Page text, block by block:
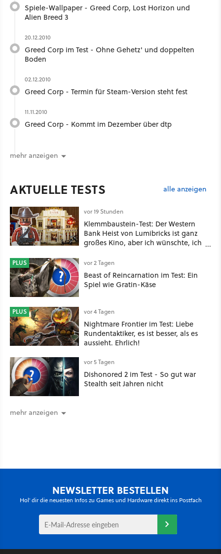
Spiele-Wallpaper - Greed Corp, Lost Horizon und
Alien Breed 3
20.12.2010
Greed Corp im Test - Ohne Gehetz' und doppelten
Boden
02.12.2010
Greed Corp - Termin für Steam-Version steht fest
11.11.2010
Greed Corp - Kommt im Dezember über dtp
mehr anzeigen
AKTUELLE TESTS alle anzeigen
vor 19 Stunden
Klemmbaustein-Test: Der Western
Bank Heist von Lumibricks ist ganz
großes Kino, aber ich wünschte, ich
gehört
PLUS vor 2 Tagen
Beast of Reincarnation im Test: Ein
Spiel wie Gratin-Käse
PLUS vor 4 Tagen
Nightmare Frontier im Test: Liebe
Rundentaktiker, es ist besser, als es
aussieht. Ehrlich!
vor 5 Tagen
Dishonored 2 im Test - So gut war
Stealth seit Jahren nicht
mehr anzeigen
NEWSLETTER BESTELLEN
Hol' dir die neuesten Infos zu Games und Hardware direkt ins Postfach